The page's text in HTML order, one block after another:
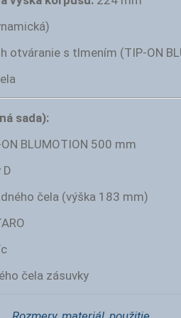
otváranie s tlmením (TIP-ON
sada):
BLUMOTION 500 mm
čela (výška 183 mm)
čela zásuvky